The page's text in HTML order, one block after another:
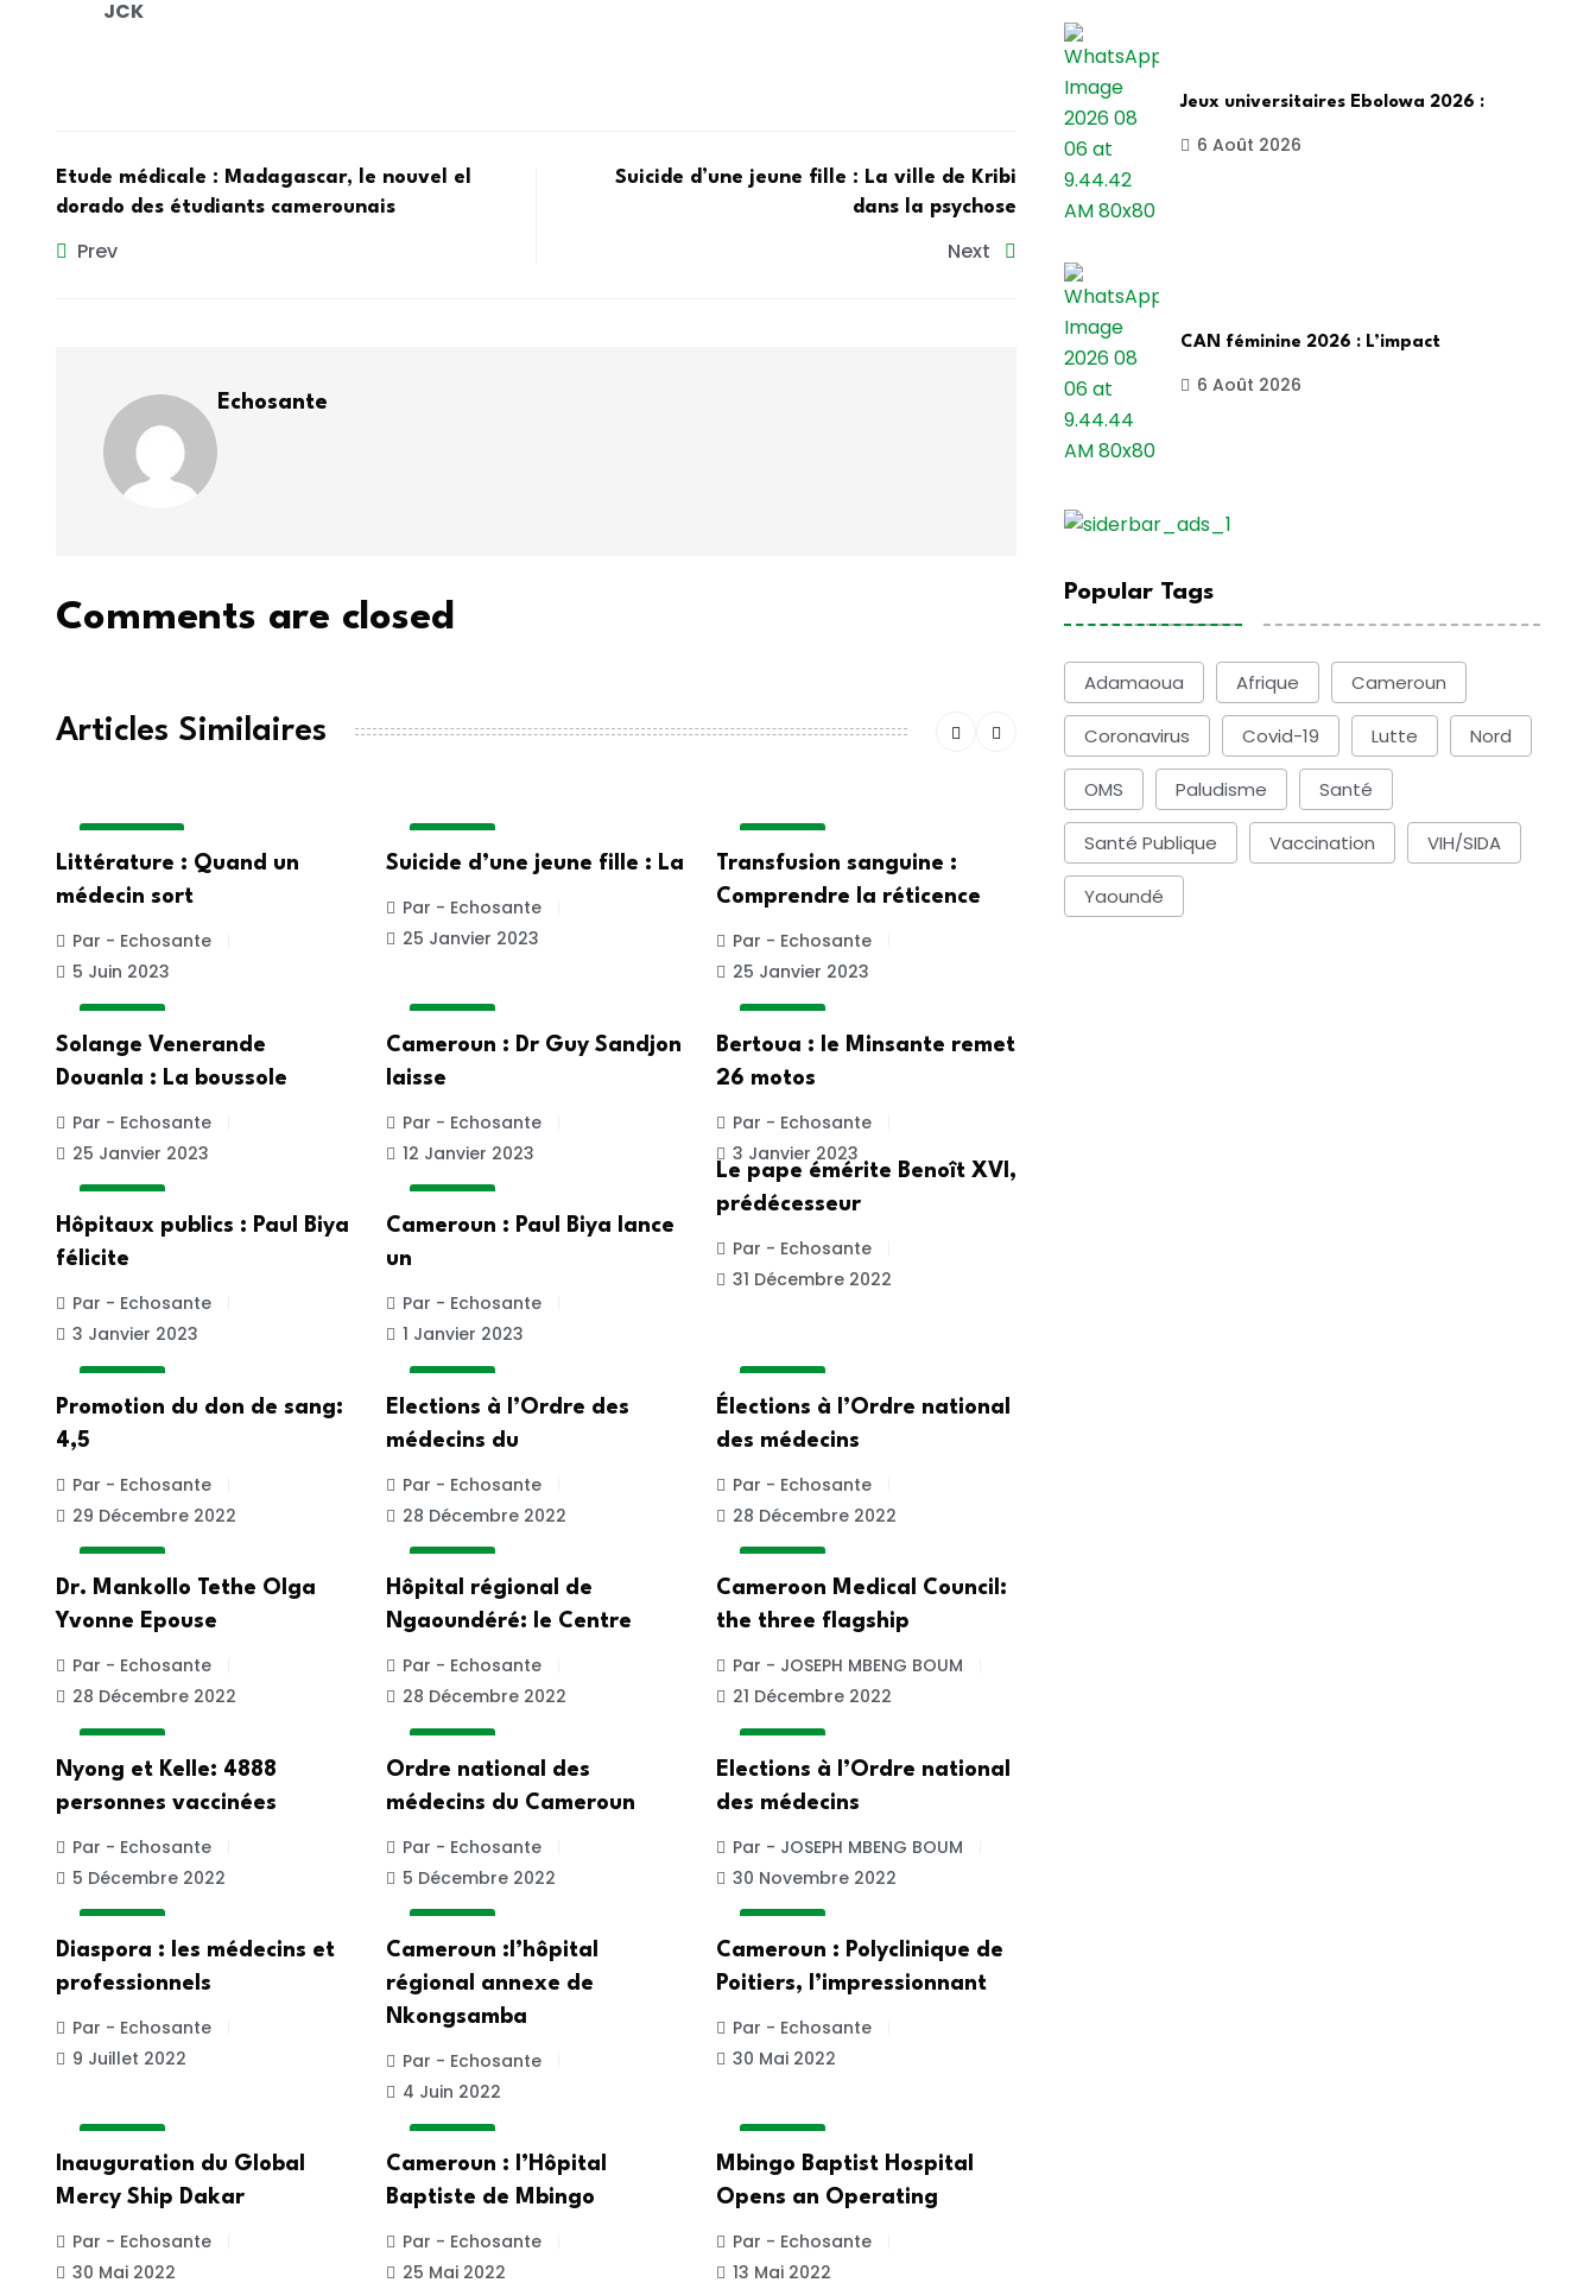
JCK
Etude médicale : Madagascar, le nouvel el
dorado des étudiants camerounais
Prev
Suicide d’une jeune fille : La ville de Kribi
dans la psychose
Next
Echosante
Comments are closed
Articles Similaires
Littérature : Quand un
médecin sort
Par - Echosante
5 Juin 2023
Suicide d’une jeune fille : La
Par - Echosante
25 Janvier 2023
Transfusion sanguine :
Comprendre la réticence
Par - Echosante
25 Janvier 2023
Solange Venerande
Douanla : La boussole
Par - Echosante
25 Janvier 2023
Cameroun : Dr Guy Sandjon
laisse
Par - Echosante
12 Janvier 2023
Bertoua : le Minsante remet
26 motos
Par - Echosante
3 Janvier 2023
Hôpitaux publics : Paul Biya
félicite
Par - Echosante
3 Janvier 2023
Cameroun : Paul Biya lance
un
Par - Echosante
1 Janvier 2023
Le pape émérite Benoît XVI,
prédécesseur
Par - Echosante
31 Décembre 2022
Promotion du don de sang:
4,5
Par - Echosante
29 Décembre 2022
Elections à l’Ordre des
médecins du
Par - Echosante
28 Décembre 2022
Élections à l’Ordre national
des médecins
Par - Echosante
28 Décembre 2022
Dr. Mankollo Tethe Olga
Yvonne Epouse
Par - Echosante
28 Décembre 2022
Hôpital régional de
Ngaoundéré: le Centre
Par - Echosante
28 Décembre 2022
Cameroon Medical Council:
the three flagship
Par - JOSEPH MBENG BOUM
21 Décembre 2022
Nyong et Kelle: 4888
personnes vaccinées
Par - Echosante
5 Décembre 2022
Ordre national des
médecins du Cameroun
Par - Echosante
5 Décembre 2022
Elections à l’Ordre national
des médecins
Par - JOSEPH MBENG BOUM
30 Novembre 2022
Diaspora : les médecins et
professionnels
Par - Echosante
9 Juillet 2022
Cameroun :l’hôpital
régional annexe de
Nkongsamba
Par - Echosante
4 Juin 2022
Cameroun : Polyclinique de
Poitiers, l’impressionnant
Par - Echosante
30 Mai 2022
Inauguration du Global
Mercy Ship Dakar
Par - Echosante
30 Mai 2022
Cameroun : l’Hôpital
Baptiste de Mbingo
Par - Echosante
25 Mai 2022
Mbingo Baptist Hospital
Opens an Operating
Par - Echosante
13 Mai 2022
Jeux universitaires Ebolowa 2026 :
6 Août 2026
CAN féminine 2026 : L’impact
6 Août 2026
Popular Tags
Adamaoua Afrique Cameroun
Coronavirus Covid-19 Lutte Nord
OMS Paludisme Santé
Santé Publique Vaccination VIH/SIDA
Yaoundé